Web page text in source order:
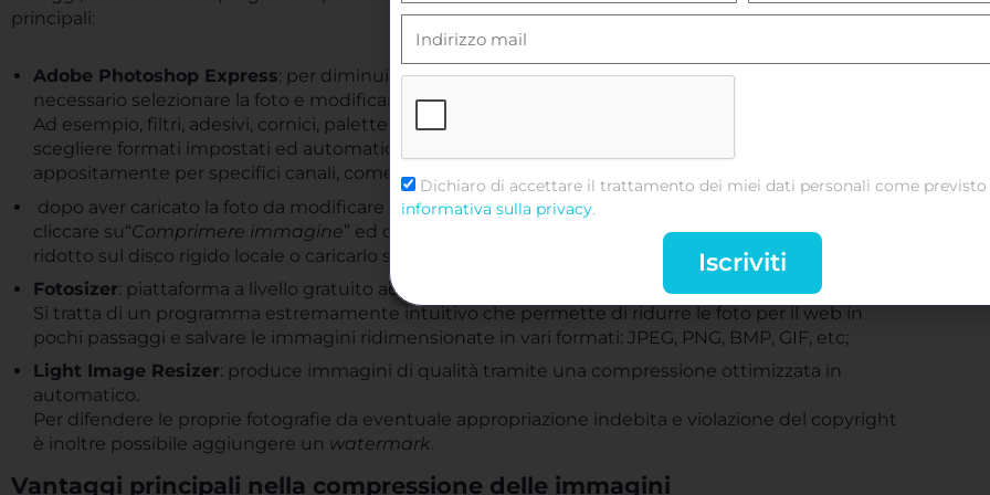
principali:
Adobe Photoshop Express: per diminuire MB di una foto dallo smartphone, tramite questa app, è
necessario selezionare la foto e modificarla tramite varie funzioni di fotoritocco.
Ad esempio, filtri, adesivi, cornici, palette per modificare i colori, etc. Esiste inoltre la possibilità di
scegliere formati impostati ed automatici per il ritaglio e il ridimensionamento creati
appositamente per specifici canali, come YouTube, Facebook;
dopo aver caricato la foto da modificare con l’opzione di ricerca o del“
cliccare su“Comprimere immagine” ed ottenere l’unico livello disponibile per poi esportare il file
ridotto sul disco rigido locale o caricarlo su Dropbox o Google Drive;
Fotosizer: piattaforma a livello gratuito ad oggi compatibile solo con il sistema operativo Windows.
Si tratta di un programma estremamente intuitivo che permette di ridurre le foto per il web in
pochi passaggi e salvare le immagini ridimensionate in vari formati: JPEG, PNG, BMP, GIF, etc;
Light Image Resizer: produce immagini di qualità tramite una compressione ottimizzata in
automatico.
Per difendere le proprie fotografie da eventuale appropriazione indebita e violazione del copyright
è inoltre possibile aggiungere un watermark.
Vantaggi principali nella compressione delle immagini
Dichiaro di accettare il trattamento dei miei dati personali come previsto
informativa sulla privacy.
Iscriviti